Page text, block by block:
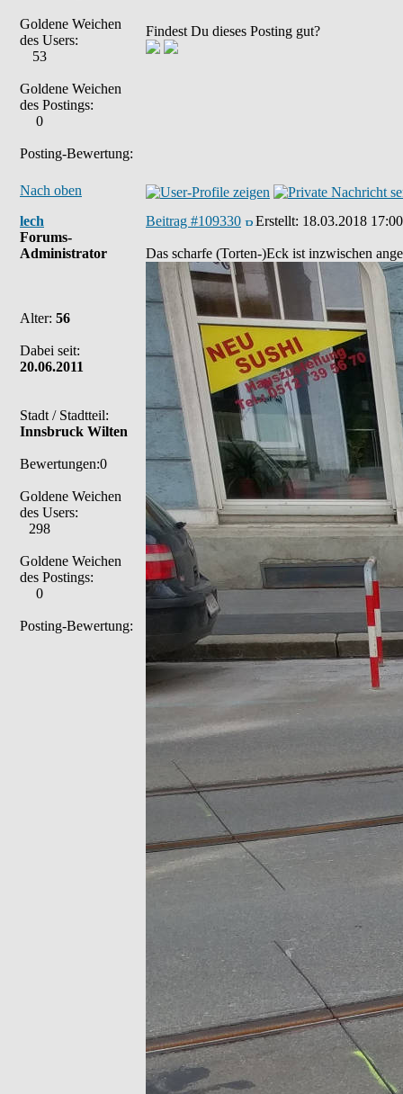
Goldene Weichen
des Users:
53
Goldene Weichen
des Postings:
0
Posting-Bewertung:
Findest Du dieses Posting gut?
Nach oben
lech
Forums-
Administrator
Alter: 56
Dabei seit:
20.06.2011
Stadt / Stadtteil:
Innsbruck Wilten
Bewertungen:0
Goldene Weichen
des Users:
298
Goldene Weichen
des Postings:
0
Posting-Bewertung:
Beitrag #109330 Erstellt: 18.03.2018 17:00
Das scharfe (Torten-)Eck ist inzwischen